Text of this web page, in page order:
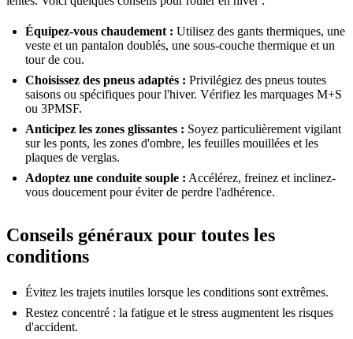
Équipez-vous chaudement : Utilisez des gants thermiques, une
veste et un pantalon doublés, une sous-couche thermique et un
tour de cou.
Choisissez des pneus adaptés : Privilégiez des pneus toutes
saisons ou spécifiques pour l'hiver. Vérifiez les marquages M+S
ou 3PMSF.
Anticipez les zones glissantes : Soyez particulièrement vigilant
sur les ponts, les zones d'ombre, les feuilles mouillées et les
plaques de verglas.
Adoptez une conduite souple : Accélérez, freinez et inclinez-
vous doucement pour éviter de perdre l'adhérence.
Conseils généraux pour toutes les
conditions
Évitez les trajets inutiles lorsque les conditions sont extrêmes.
Restez concentré : la fatigue et le stress augmentent les risques
d'accident.